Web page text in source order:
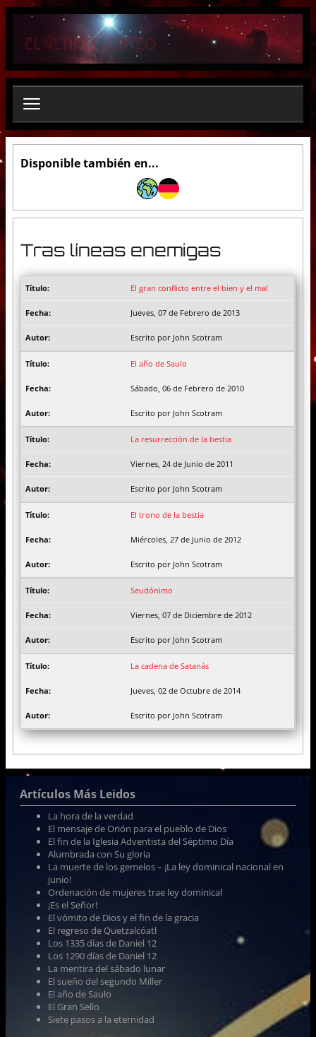
Disponible también en...
Tras líneas enemigas
El gran conflicto entre el bien y el mal
Jueves, 07 de Febrero de 2013
Escrito por John Scotram
El año de Saulo
Sábado, 06 de Febrero de 2010
Escrito por John Scotram
La resurrección de la bestia
Viernes, 24 de Junio de 2011
Escrito por John Scotram
El trono de la bestia
Miércoles, 27 de Junio de 2012
Escrito por John Scotram
Seudónimo
Viernes, 07 de Diciembre de 2012
Escrito por John Scotram
La cadena de Satanás
Jueves, 02 de Octubre de 2014
Escrito por John Scotram
Artículos Más Leidos
La hora de la verdad
El mensaje de Orión para el pueblo de Dios
El fin de la Iglesia Adventista del Séptimo Día
Alumbrada con Su gloria
La muerte de los gemelos – ¡La ley dominical nacional en
junio!
Ordenación de mujeres trae ley dominical
¡Es el Señor!
El vómito de Dios y el fin de la gracia
El regreso de Quetzalcóatl
Los 1335 días de Daniel 12
Los 1290 días de Daniel 12
La mentira del sábado lunar
El sueño del segundo Miller
El año de Saulo
El Gran Sello
Siete pasos a la eternidad